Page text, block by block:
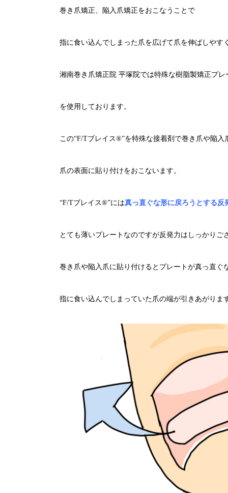
巻き爪矯正、陥入爪矯正をおこなうことで
指に食い込んでしまった爪を広げて爪を伸ばしやす
湘南巻き爪矯正院 平塚院では特殊な樹脂製矯正プレ
を使用しております。
この“F/Tブレイス®︎”を特殊な接着剤で巻き爪や陥入
爪の表面に貼り付けをおこないます。
“F/Tブレイス®︎”には真っ直ぐな形に戻ろうとする反
とても薄いプレートなのですが反発力はしっかりご
巻き爪や陥入爪に貼り付けるとプレートが真っ直ぐ
指に食い込んでしまっていた爪の端が引きあがりま